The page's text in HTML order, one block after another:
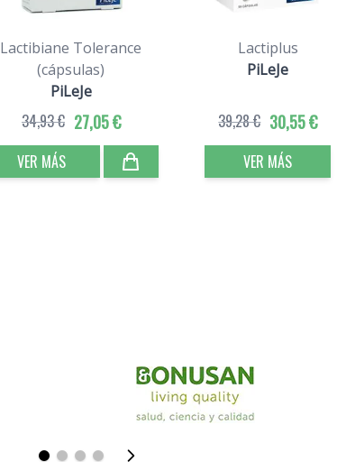
Lactibiane Tolerance
(cápsulas)
PiLeJe
27,05 €
34,93 €
VER MÁS
Lactiplus
PiLeJe
30,55 €
39,28 €
VER MÁS